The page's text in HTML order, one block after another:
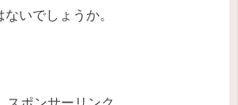
いでしょうか。